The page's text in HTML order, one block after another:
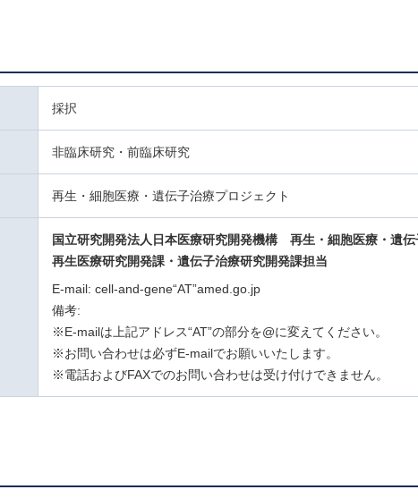
採択
非臨床研究・前臨床研究
再生・細胞医療・遺伝子治療プロジェクト
国立研究開発法人日本医療研究開発機構 再生・細胞医療・遺伝
再生医療研究開発課・遺伝子治療研究開発課担当
E-mail: cell-and-gene“AT”amed.go.jp
備考:
※E-mailは上記アドレス“AT”の部分を@に変えてください。
※お問い合わせは必ずE-mailでお願いいたします。
※電話およびFAXでのお問い合わせは受け付けできません。